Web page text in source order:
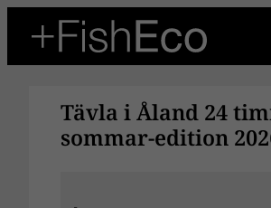
innehåll
Tävla i Åland 24
sommar-edition